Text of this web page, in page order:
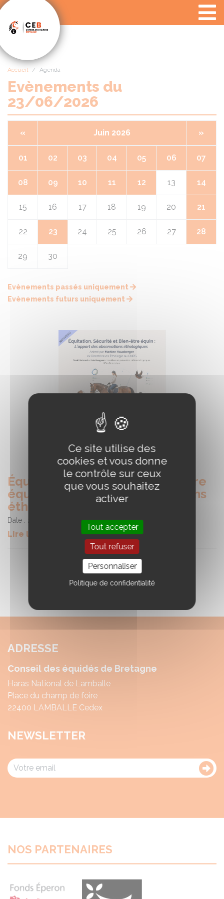
Accueil Agenda
Evènements du
23/06/2026
« Juin 2026 »
01 02 03 04 05 06 07
08 09 10 11 12 13 14
15 16 17 18 19 20 21
22 23 24 25 26 27 28
29 30
Evènements passés uniquement
Evènements futurs uniquement
Équitation, Sécurité et Bien-être
équin : l’apport des observations
éthologiques
Date : 23/06/2026
Lire la suite
ADRESSE
Conseil des équidés de Bretagne
Haras National de Lamballe
Place du champ de foire
22400 LAMBALLE Cedex
NEWSLETTER
NOS PARTENAIRES
Panneau de gestion des cookies
Ce site utilise des
cookies et vous donne
le contrôle sur ceux
que vous souhaitez
activer
Tout accepter
Tout refuser
Personnaliser
Politique de confidentialité